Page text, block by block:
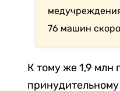
76 машин
К тому же 1,9 млн